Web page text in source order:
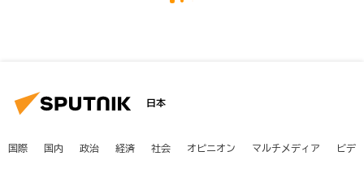
日本
国際 国内 政治 経済 社会 オピニオン マルチメディア ビデ